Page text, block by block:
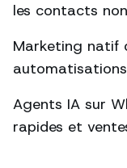
les contacts
Marketing natif
Agents IA sur
rapides et